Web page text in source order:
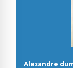
Alexandre